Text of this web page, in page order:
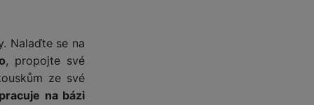
Nalaďte se na
, propojte své
ze své
pracuje na bázi